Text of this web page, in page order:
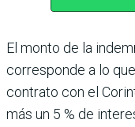
El monto de la
corresponde a lo
contrato con el
más un 5 % de